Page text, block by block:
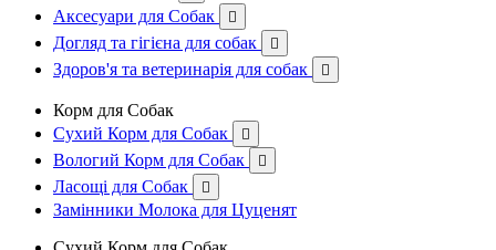
Аксесуари для Собак 
Догляд та гігієна для собак 
Здоров'я та ветеринарія для собак 
Корм для Собак
Сухий Корм для Собак

Вологий Корм для Собак 
Ласощі для Собак 
Замінники Молока для Цуценят